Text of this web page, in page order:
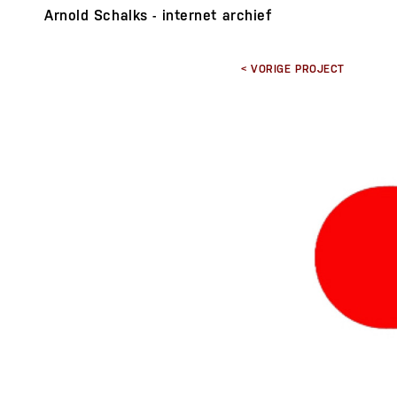
Arnold Schalks - internet archief
< VORIGE PROJECT